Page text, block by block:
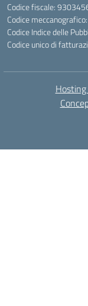
Codice fiscale:
Codice meccanografico:
Codice Indice delle
Codice unico di